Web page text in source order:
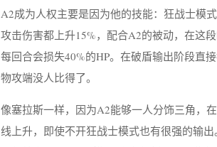
A2成为人权主要是因为他的技能：狂战士模
攻击伤害都上升15%，配合A2的被动，在这
每回合会损失40%的HP。在破盾输出阶段直
物攻端没人比得了。
像塞拉斯一样，因为A2能够一人分饰三角，
线上升，即使不开狂战士模式也有很强的输